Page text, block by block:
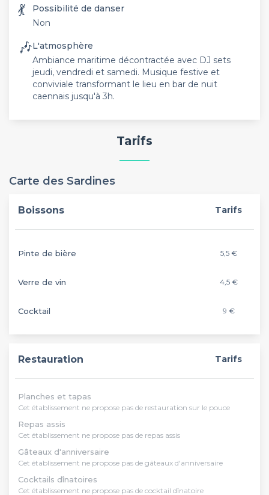
💃
Possibilité de danser
Non
🎶L'atmosphère
Ambiance maritime décontractée avec DJ sets
jeudi, vendredi et samedi. Musique festive et
conviviale transformant le lieu en bar de nuit
caennais jusqu'à 3h.
Tarifs
Carte des Sardines
Boissons Tarifs
Pinte de bière 5,5 €
Verre de vin 4,5 €
Cocktail 9 €
Restauration Tarifs
Planches et tapas
Cet établissement ne propose pas de restauration sur le pouce
Repas assis
Cet établissement ne propose pas de repas assis
Gâteaux d'anniversaire
Cet établissement ne propose pas de gâteaux d'anniversaire
Cocktails dînatoires
Cet établissement ne propose pas de cocktail dînatoire